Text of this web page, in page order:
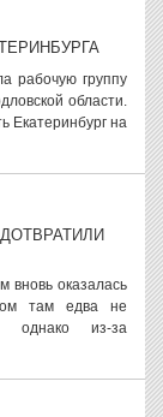
рабочую группу
области.
Екатеринбург на
вновь оказалась
там едва не
однако из-за